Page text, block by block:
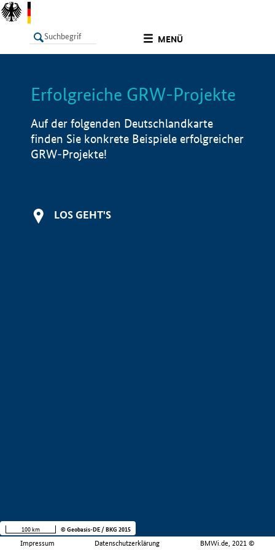
MENÜ
LISTE Info
Erfolgreiche GRW-Projekte
Auf der folgenden Deutschlandkarte
finden Sie konkrete Beispiele erfolgreicher
GRW-Projekte!
LOS GEHT'S
Impressum Datenschutzerklärung BMWi.de, 2021 ©
100 km © Geobasis-DE / BKG 2015